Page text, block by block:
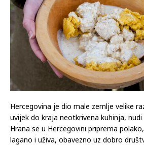
Hercegovina je dio male zemlje velike
uvijek do kraja neotkrivena kuhinja,
Hrana se u Hercegovini priprema
lagano i uživa, obavezno uz dobro